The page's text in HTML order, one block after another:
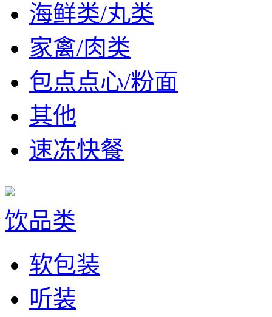
海鲜类/丸类
家禽/肉类
包点点心/粉面
其他
速冻快餐
饮品类
软包装
听装